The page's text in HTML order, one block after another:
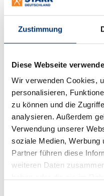
Zustimmung
Diese Webseite
Wir verwenden Cookies,
personalisieren,
zu können und die
analysieren. Außerdem
Verwendung unserer
soziale Medien, Werbung
Partner führen diese
weiteren Daten
Form zur Verfügung –
für Sender und
Gutschriften in den
und PDF.
Vorteile elektronischer
Kostenreduktion
Papier
Hohes Tempo und